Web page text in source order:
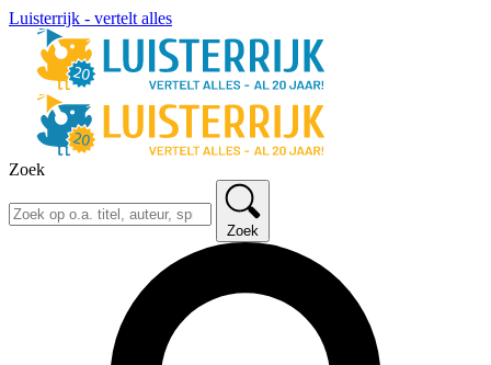
Luisterrijk - vertelt alles
Zoek
Zoek